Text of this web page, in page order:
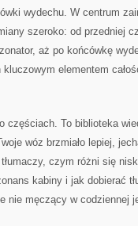
wydechu. W centrum
szeroko: od przedniej
aż po końcówkę
elementem
częściach. To biblioteka
wóz brzmiało lepiej,
czym różni się
kabiny i jak dobierać
nie męczący w codziennej